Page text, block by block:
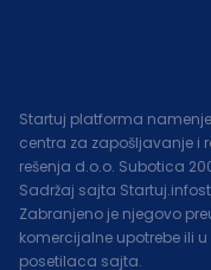
Startuj platforma
centra za zapošljavanje i
rešenja d.o.o. Subotica
Sadržaj sajta
Zabranjeno je njegovo
komercijalne upotrebe ili
posetilaca sajta.